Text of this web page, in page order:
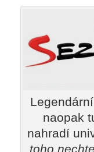
naopak
nahradí
toho